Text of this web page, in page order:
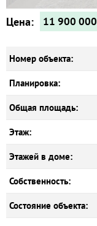
Цена: 11 900 000
Номер объекта:
Планировка:
Общая площадь:
Этаж:
Этажей в доме:
Собственность:
Состояние объекта: